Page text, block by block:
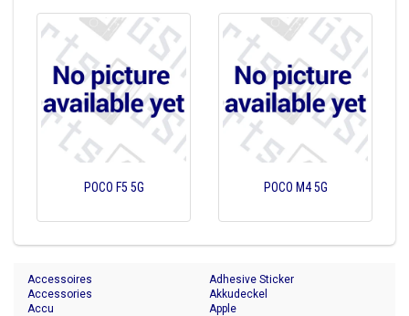
POCO F5 5G POCO M4 5G
Accessoires
Accessories
Accu
Adhesive Sticker
Akkudeckel
Apple